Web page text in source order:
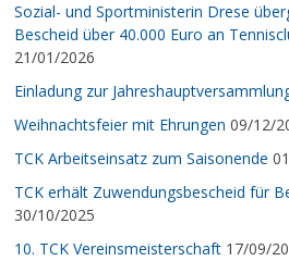
Sozial- und Sportministerin Drese
Bescheid über 40.000 Euro an
21/01/2026
Einladung zur
Weihnachtsfeier mit Ehrungen 09/12/
TCK Arbeitseinsatz zum Saisonende
TCK erhält Zuwendungsbescheid für
30/10/2025
10. TCK Vereinsmeisterschaft 17/09/